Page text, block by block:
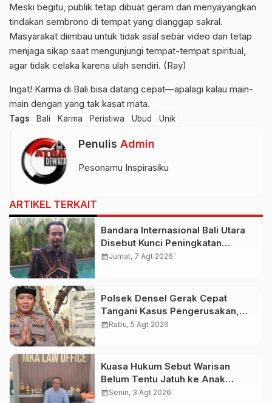
Meski begitu, publik tetap dibuat geram dan menyayangkan
tindakan sembrono di tempat yang dianggap sakral.
Masyarakat diimbau untuk tidak asal sebar video dan tetap
menjaga sikap saat mengunjungi tempat-tempat spiritual,
agar tidak celaka karena ulah sendiri. (Ray)
Ingat! Karma di Bali bisa datang cepat—apalagi kalau main-
main dengan yang tak kasat mata.
Tags Bali Karma Peristiwa Ubud Unik
Penulis Admin
Pesonamu Inspirasiku
ARTIKEL TERKAIT
Bandara Internasional Bali Utara
Disebut Kunci Peningkatan
Pariwisata Indonesia Timur dan
calendar_monthJumat, 7 Agt 2026
Polsek Densel Gerak Cepat
Tangani Kasus Pengerusakan,
Kapolsek: Kami Sudah Koordinasi
calendar_monthRabu, 5 Agt 2026
Kuasa Hukum Sebut Warisan
Belum Tentu Jatuh ke Anak
Kandung, Jero Mangku “Merusak
calendar_monthSenin, 3 Agt 2026